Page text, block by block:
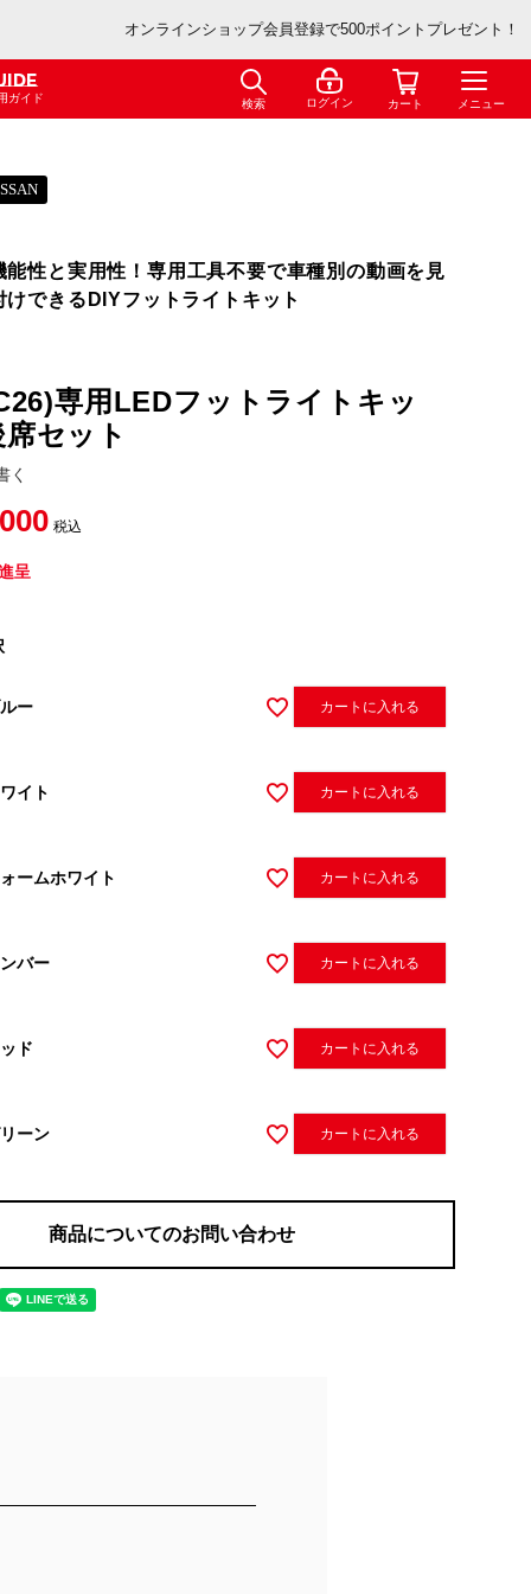
オンラインショップ会員登録で500ポイントプレゼント！
ガイド 検索 ログイン カート メニュー
能性と実用性！専用工具不要で車種別の動画を見
けできるDIYフットライトキット
専用LEDフットライトキッ
セット
く
税込
呈
ー カートに入れる
イト カートに入れる
ームホワイト カートに入れる
バー カートに入れる
ド カートに入れる
ーン カートに入れる
商品についてのお問い合わせ